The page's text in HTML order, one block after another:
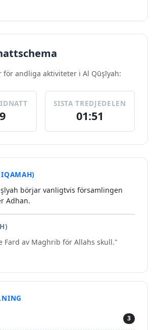
för andliga aktiviteter i Al Qūşīyah:
SISTA TREDJEDELEN
01:51
börjar vanligtvis församlingen
Adhan.
Fard av Maghrib för Allahs skull."
3